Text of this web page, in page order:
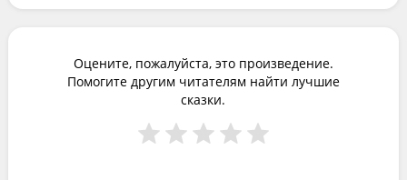
Оцените, пожалуйста, это произведение.
Помогите другим читателям найти лучшие
сказки.